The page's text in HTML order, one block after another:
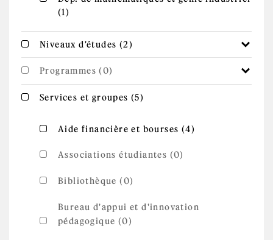
industriel filter
(1)
Apply Niveaux d'études filter
Niveaux d'études (2)
Programmes (0)
Apply Services et groupes filter
Services et groupes (5)
Apply Aide financière et bourses filter
Aide financière et bourses (4)
Associations étudiantes (0)
Bibliothèque (0)
Bureau d'appui et d'innovation
pédagogique (0)